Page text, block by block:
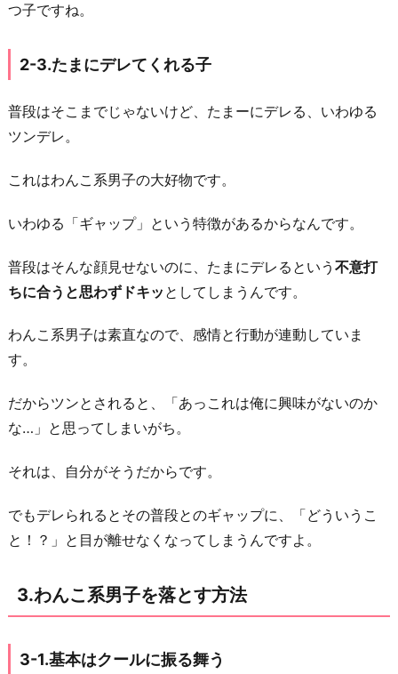
つ子ですね。
2-3.たまにデレてくれる子
普段はそこまでじゃないけど、たまーにデレる、いわゆる
ツンデレ。
これはわんこ系男子の大好物です。
いわゆる「ギャップ」という特徴があるからなんです。
普段はそんな顔見せないのに、たまにデレるという 不意打
ちに合うと思わずドキッ としてしまうんです。
わんこ系男子は素直なので、感情と行動が連動していま
す。
だからツンとされると、「あっこれは俺に興味がないのか
な…」と思ってしまいがち。
それは、自分がそうだからです。
でもデレられるとその普段とのギャップに、「どういうこ
と！？」と目が離せなくなってしまうんですよ。
3.わんこ系男子を落とす方法
3-1.基本はクールに振る舞う